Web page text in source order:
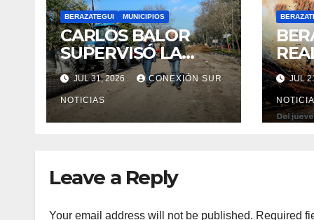
BERAZATEGUI MUNICIPIOS
CARLOS BALOR
SUPERVISÓ LA
REPAVIMENTACIÓN
DE LA AVENIDA
AGOTE EN
RANELAGH
JUL 31, 2026 CONEXIÓN SUR
NOTICIAS
JUL
Leave a Reply
Your email address will not be published. Required